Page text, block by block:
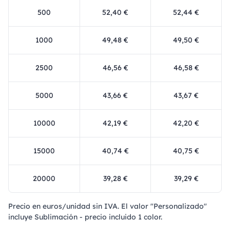
500 52,40 € 52,44 €
1000 49,48 € 49,50 €
2500 46,56 € 46,58 €
5000 43,66 € 43,67 €
10000 42,19 € 42,20 €
15000 40,74 € 40,75 €
20000 39,28 € 39,29 €
Precio en euros/unidad sin IVA. El valor "Personalizado"
incluye Sublimación - precio incluido 1 color.